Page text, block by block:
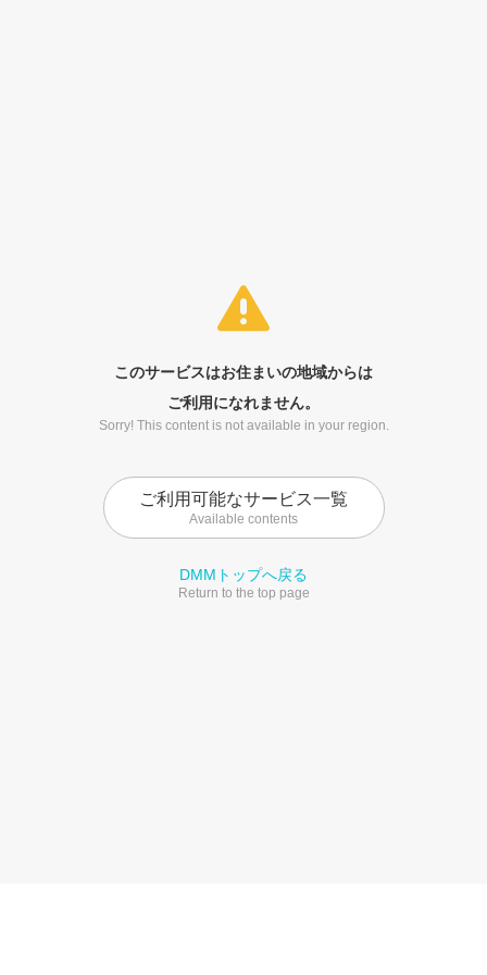
このサービスはお住まいの地域からは
ご利用になれません。
Sorry! This content is not available in your region.
ご利用可能なサービス一覧
Available contents
DMMトップへ戻る
Return to the top page